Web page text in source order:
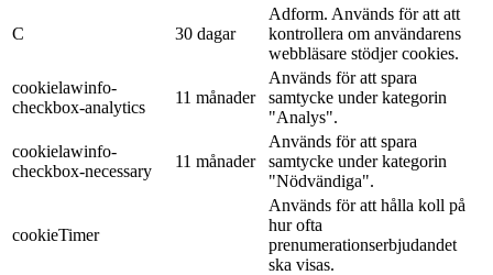
C 30 dagar
Adform. Används för att att
kontrollera om användarens
webbläsare stödjer cookies.
cookielawinfo-
checkbox-analytics
11 månader
Används för att spara
samtycke under kategorin
"Analys".
cookielawinfo-
checkbox-necessary
11 månader
Används för att spara
samtycke under kategorin
"Nödvändiga".
cookieTimer
Används för att hålla koll på
hur ofta
prenumerationserbjudandet
ska visas.